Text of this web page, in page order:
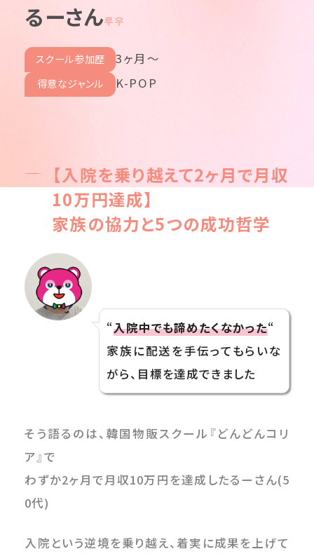
るーさん루우
スクール参加歴 3ヶ月〜
得意なジャンル K-POP
【入院を乗り越えて2ヶ月で月収
10万円達成】
家族の協力と5つの成功哲学
“入院中でも諦めたくなかった“
家族に配送を手伝ってもらいな
がら、目標を達成できました
そう語るのは、韓国物販スクール『どんどんコリ
ア』で
わずか2ヶ月で月収10万円を達成したるーさん(5
0代)
入院という逆境を乗り越え、着実に成果を上げて